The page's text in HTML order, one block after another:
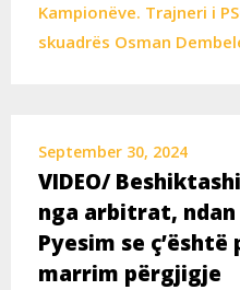
Kampionëve. Trajneri i
skuadrës Osman
September 30, 2024
VIDEO/
nga arbitrat,
Pyesim se
marrim përgjigje